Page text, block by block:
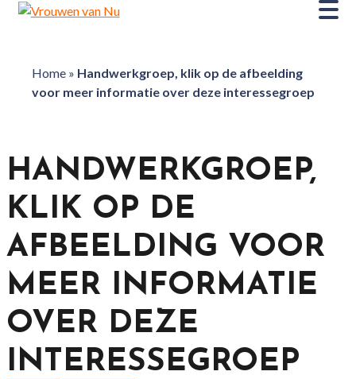
Home» Handwerkgroep, klik op de afbeelding
voor meer informatie over deze interessegroep
HANDWERKGROEP,
KLIK OP DE
AFBEELDING VOOR
MEER INFORMATIE
OVER DEZE
INTERESSEGROEP